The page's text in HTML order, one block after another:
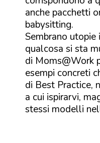
anche pacchetti
babysitting.
Sembrano utopie
qualcosa si sta
di Moms@Work
esempi concreti
di Best Practice,
a cui ispirarvi,
stessi modelli